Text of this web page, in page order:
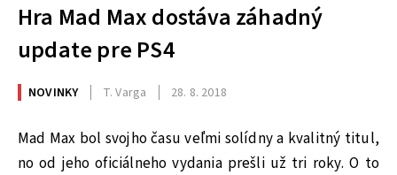
Hra Mad Max dostáva záhadný
update pre PS4
NOVINKY T. Varga 28. 8. 2018
Mad Max bol svojho času veľmi solídny a kvalitný titul,
no od jeho oficiálneho vydania prešli už tri roky. O to